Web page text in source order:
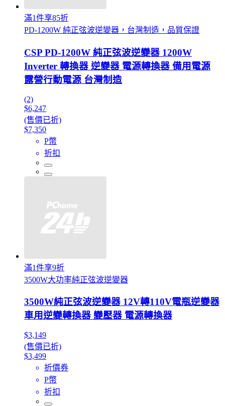
滿1件享85折
PD-1200W 純正弦波逆變器，台灣制造，品質保證
CSP PD-1200W 純正弦波逆變器 1200W
Inverter 轉換器 逆變器 電源轉換器 備用電源
露營行動電源 台灣制造
(2)
$6,247
(售價已折)
$7,350
P幣
折扣
滿1件享9折
3500W大功率純正弦波逆變器
3500W純正弦波逆變器 12V轉110V電瓶逆變器
車用逆變轉換器 變壓器 電源轉換器
$3,149
(售價已折)
$3,499
折價券
P幣
折扣